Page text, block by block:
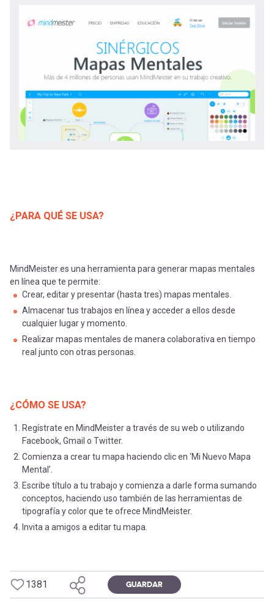
Menú
entrar
mi
navegación
¿PARA QUÉ SE USA?
MindMeister es una herramienta para generar mapas mentales
en línea que te permite:
Crear, editar y presentar (hasta tres) mapas mentales.
Almacenar tus trabajos en línea y acceder a ellos desde
cualquier lugar y momento.
Realizar mapas mentales de manera colaborativa en tiempo
real junto con otras personas.
¿CÓMO SE USA?
Regístrate en MindMeister a través de su web o utilizando
Facebook, Gmail o Twitter.
Comienza a crear tu mapa haciendo clic en ‘Mi Nuevo Mapa
Mental’.
Escribe título a tu trabajo y comienza a darle forma sumando
conceptos, haciendo uso también de las herramientas de
tipografía y color que te ofrece MindMeister.
Invita a amigos a editar tu mapa.
1381 GUARDAR